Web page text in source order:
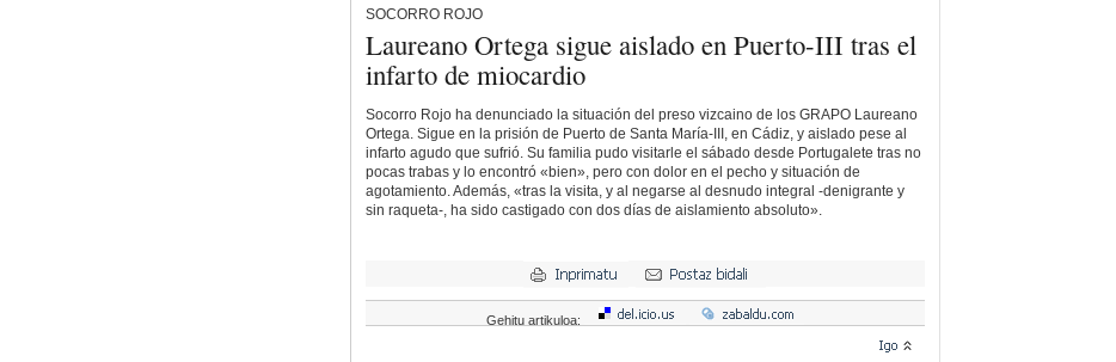
SOCORRO ROJO
Laureano Ortega sigue aislado en Puerto-III tras el
infarto de miocardio
Socorro Rojo ha denunciado la situación del preso vizcaino de los GRAPO Laureano
Ortega. Sigue en la prisión de Puerto de Santa María-III, en Cádiz, y aislado pese al
infarto agudo que sufrió. Su familia pudo visitarle el sábado desde Portugalete tras no
pocas trabas y lo encontró «bien», pero con dolor en el pecho y situación de
agotamiento. Además, «tras la visita, y al negarse al desnudo integral -denigrante y
sin raqueta-, ha sido castigado con dos días de aislamiento absoluto».
Gehitu artikuloa: